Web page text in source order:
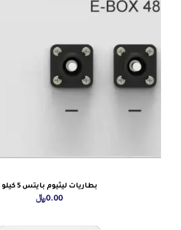
بطاريات ليثيوم بايتس 5 كيلو
0.00﷼